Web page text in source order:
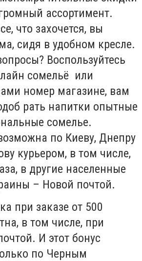
ассортимент.
что захочется, вы
сидя в удобном кресле.
Воспользуйтесь
сомельё или
номер магазине, вам
рать напитки опытные
сомелье.
по Киеву, Днепру
курьером, в том числе,
в другие населенные
– Новой почтой.
при заказе от 500
в том числе, при
И этот бонус
по Черным